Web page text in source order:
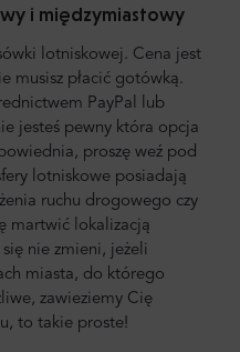
i międzymiastowy
lotniskowej. Cena jest
musisz płacić gotówką.
PayPal lub
jesteś pewny która opcja
proszę weź pod
lotniskowe posiadają
ruchu drogowego czy
martwić lokalizacją
nie zmieni, jeżeli
miasta, do którego
zawieziemy Cię
to takie proste!